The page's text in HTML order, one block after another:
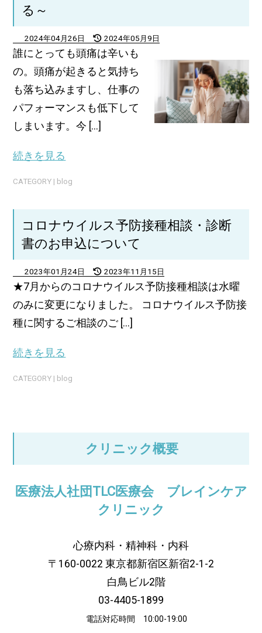
る～
2024年04月26日 2024年05月9日
誰にとっても頭痛は辛いも
の。頭痛が起きると気持ち
も落ち込みますし、仕事の
パフォーマンスも低下して
しまいます。今 [...]
続きを見る
CATEGORY | blog
コロナウイルス予防接種相談・診断
書のお申込について
2023年01月24日 2023年11月15日
★7月からのコロナウイルス予防接種相談は水曜
のみに変更になりました。 コロナウイルス予防接
種に関するご相談のご [...]
続きを見る
CATEGORY | blog
クリニック概要
医療法人社団TLC医療会 ブレインケア
クリニック
心療内科・精神科・内科
〒160-0022 東京都新宿区新宿2-1-2
白鳥ビル2階
03-4405-1899
電話対応時間 10:00-19:00